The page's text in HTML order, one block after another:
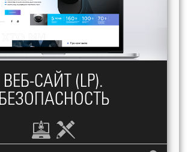
ВЕБ-САЙТ (LP).
БЕЗОПАСНОСТЬ